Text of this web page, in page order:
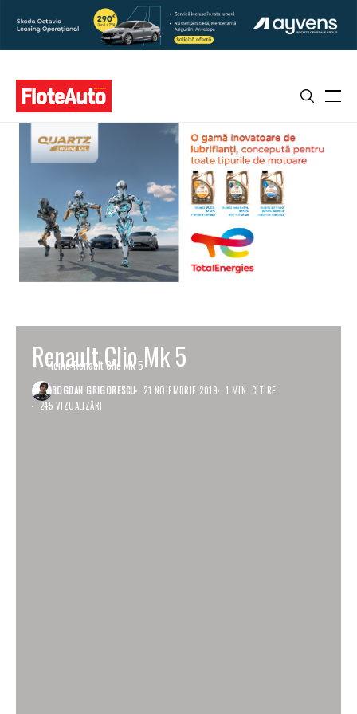
Home Renault Clio Mk 5
Renault Clio Mk 5
BOGDAN GRIGORESCU 21 NOIEMBRIE 2019
1 MIN. CITIRE
245 VIZUALIZĂRI